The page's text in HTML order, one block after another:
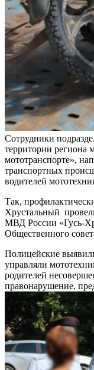
Сотрудники
территории региона
мототранспорте»,
транспортных
водителей
Так,
Хрустальный
МВД России «Гусь-
Общественного
Полицейские
управляли
родителей
правонарушение,